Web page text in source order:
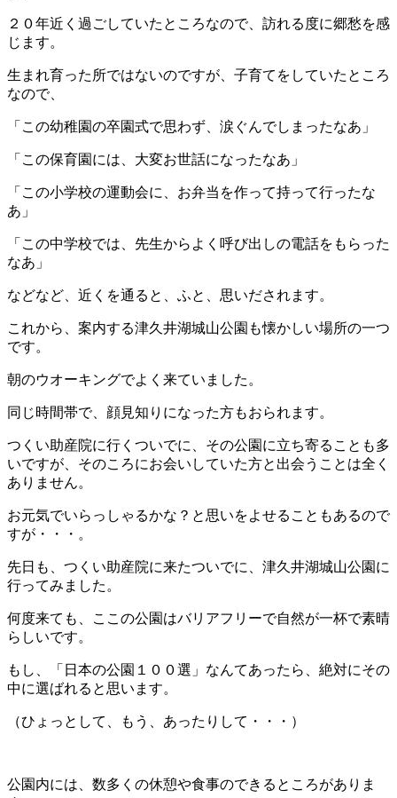
２０年近く過ごしていたところなので、訪れる度に郷愁を感
じます。
生まれ育った所ではないのですが、子育てをしていたところ
なので、
「この幼稚園の卒園式で思わず、涙ぐんでしまったなあ」
「この保育園には、大変お世話になったなあ」
「この小学校の運動会に、お弁当を作って持って行ったな
あ」
「この中学校では、先生からよく呼び出しの電話をもらった
なあ」
などなど、近くを通ると、ふと、思いだされます。
これから、案内する津久井湖城山公園も懐かしい場所の一つ
です。
朝のウオーキングでよく来ていました。
同じ時間帯で、顔見知りになった方もおられます。
つくい助産院に行くついでに、その公園に立ち寄ることも多
いですが、そのころにお会いしていた方と出会うことは全く
ありません。
お元気でいらっしゃるかな？と思いをよせることもあるので
すが・・・。
先日も、つくい助産院に来たついでに、津久井湖城山公園に
行ってみました。
何度来ても、ここの公園はバリアフリーで自然が一杯で素晴
らしいです。
もし、「日本の公園１００選」なんてあったら、絶対にその
中に選ばれると思います。
（ひょっとして、もう、あったりして・・・）
公園内には、数多くの休憩や食事のできるところがありま